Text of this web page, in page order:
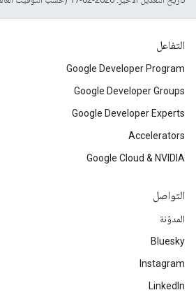
التفاعل
Google Developer Program
Google Developer Groups
Google Developer Experts
Accelerators
Google Cloud & NVIDIA
التواصل
المدوّنة
Bluesky
Instagram
LinkedIn